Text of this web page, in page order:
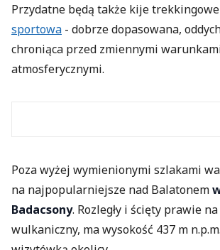
Przydatne będą także kije
sportowa - dobrze dopasowana,
chroniąca przed zmiennymi
atmosferycznymi.
Poza wyżej wymienionymi szlakami
na najpopularniejsze nad Balatonem
Badacsony. Rozległy i ścięty prawie
wulkaniczny, ma wysokość 437 m